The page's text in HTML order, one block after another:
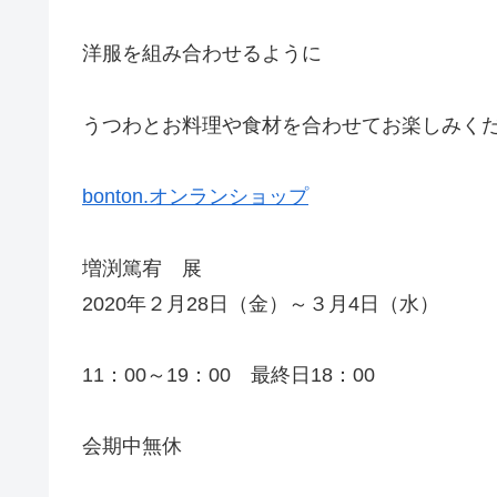
洋服を組み合わせるように
うつわとお料理や食材を合わせてお楽しみく
bonton.オンランショップ
増渕篤宥 展
2020年２月28日（金）～３月4日（水）
11：00～19：00 最終日18：00
会期中無休